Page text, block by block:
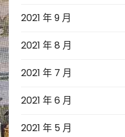
2021 年 9 月
2021 年 8 月
2021 年 7 月
2021 年 6 月
2021 年 5 月